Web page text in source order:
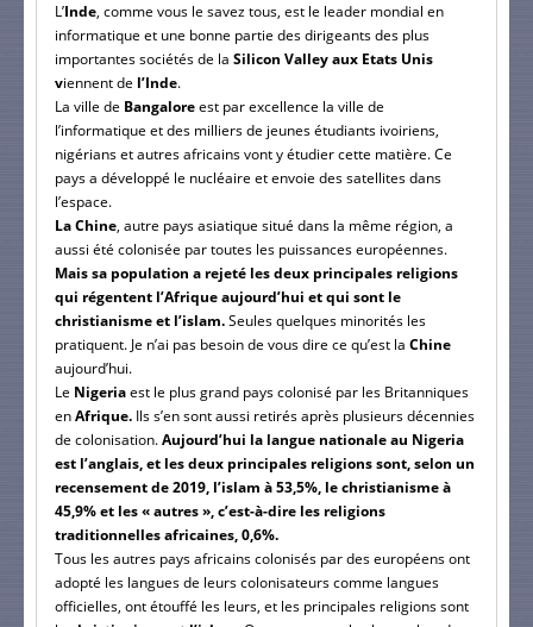
L’Inde, comme vous le savez tous, est le leader mondial en
informatique et une bonne partie des dirigeants des plus
importantes sociétés de la Silicon Valley aux Etats Unis
viennent de l’Inde.
La ville de Bangaloreest par excellence la ville de
l’informatique et des milliers de jeunes étudiants ivoiriens,
nigérians et autres africains vont y étudier cette matière. Ce
pays a développé le nucléaire et envoie des satellites dans
l’espace.
La Chine, autre pays asiatique situé dans la même région, a
aussi été colonisée par toutes les puissances européennes.
Mais sa population a rejeté les deux principales religions
qui régentent l’Afrique aujourd’hui et qui sont le
christianisme et l’islam.Seules quelques minorités les
pratiquent. Je n’ai pas besoin de vous dire ce qu’est la Chine
aujourd’hui.
Le Nigeriaest le plus grand pays colonisé par les Britanniques
enAfrique. Ils s’en sont aussi retirés après plusieurs décennies
de colonisation.Aujourd’hui la langue nationale au Nigeria
est l’anglais, et les deux principales religions sont, selon un
recensement de 2019, l’islam à 53,5%, le christianisme à
45,9% et les « autres », c’est-à-dire les religions
traditionnelles africaines, 0,6%.
Tous les autres pays africains colonisés par des européens ont
adopté les langues de leurs colonisateurs comme langues
officielles, ont étouffé les leurs, et les principales religions sont